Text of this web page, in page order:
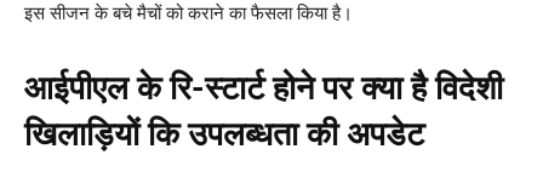
इस सीजन के बचे मैचों को कराने का फैसला किया है।
आईपीएल के रि-स्टार्ट होने पर क्या है विदेशी
खिलाड़ियों कि उपलब्धता की अपडेट